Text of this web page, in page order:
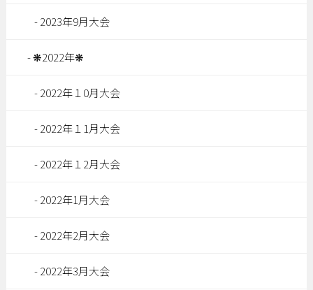
2023年9月大会
❋2022年❋
2022年１0月大会
2022年１1月大会
2022年１2月大会
2022年1月大会
2022年2月大会
2022年3月大会